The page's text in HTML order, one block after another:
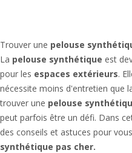
Trouver une pelouse
La pelouse synthétique est
pour les espaces extérieurs.
nécessite moins d'entretien que
trouver une pelouse
peut parfois être un défi. Dans
des conseils et astuces pour
synthétique pas cher.